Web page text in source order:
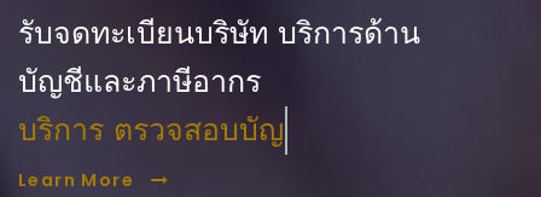
รับจดทะเบียนบริษัท บริการด้าน
บัญชีและภาษีอากร
บริการ ตรวจสอบบัญชี
Learn More